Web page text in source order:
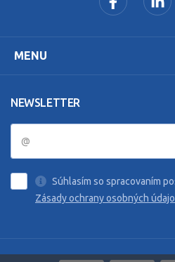
MENU
NEWSLETTER
Súhlasím so spracovaním
Zásady ochrany osobných